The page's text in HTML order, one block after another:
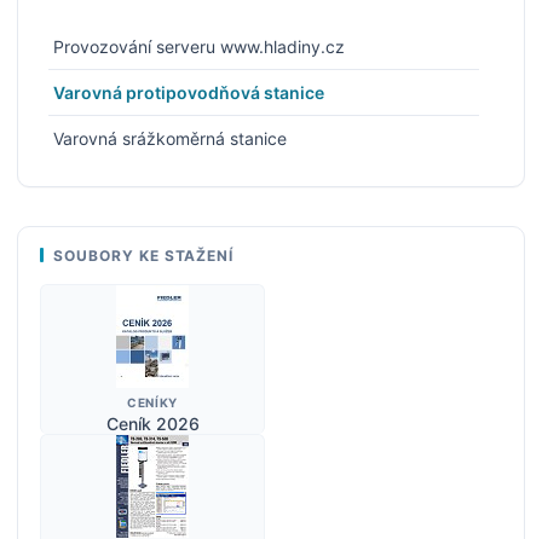
Provozování serveru www.hladiny.cz
Varovná protipovodňová stanice
Varovná srážkoměrná stanice
SOUBORY KE STAŽENÍ
CENÍKY
Ceník 2026